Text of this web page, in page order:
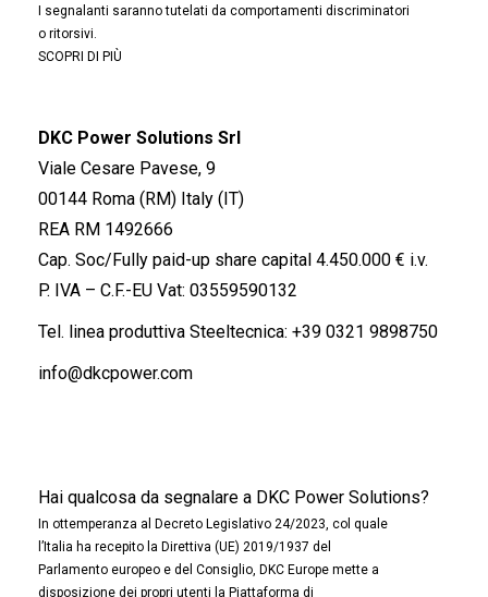
I segnalanti saranno tutelati da comportamenti discriminatori
o ritorsivi.
SCOPRI DI PIÙ
DKC Power Solutions Srl
Viale Cesare Pavese, 9
00144 Roma (RM) Italy (IT)
REA RM 1492666
Cap. Soc/Fully paid-up share capital 4.450.000 € i.v.
P. IVA – C.F.-EU Vat: 03559590132
Tel. linea produttiva Steeltecnica: +39 0321 9898750
info@dkcpower.com
Hai qualcosa da segnalare a DKC Power Solutions?
In ottemperanza al Decreto Legislativo 24/2023, col quale
l’Italia ha recepito la Direttiva (UE) 2019/1937 del
Parlamento europeo e del Consiglio, DKC Europe mette a
disposizione dei propri utenti la Piattaforma di